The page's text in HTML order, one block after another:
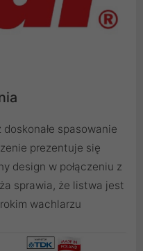
spasowanie
prezentuje się
design w połączeniu z
sprawia, że listwa jest
wachlarzu